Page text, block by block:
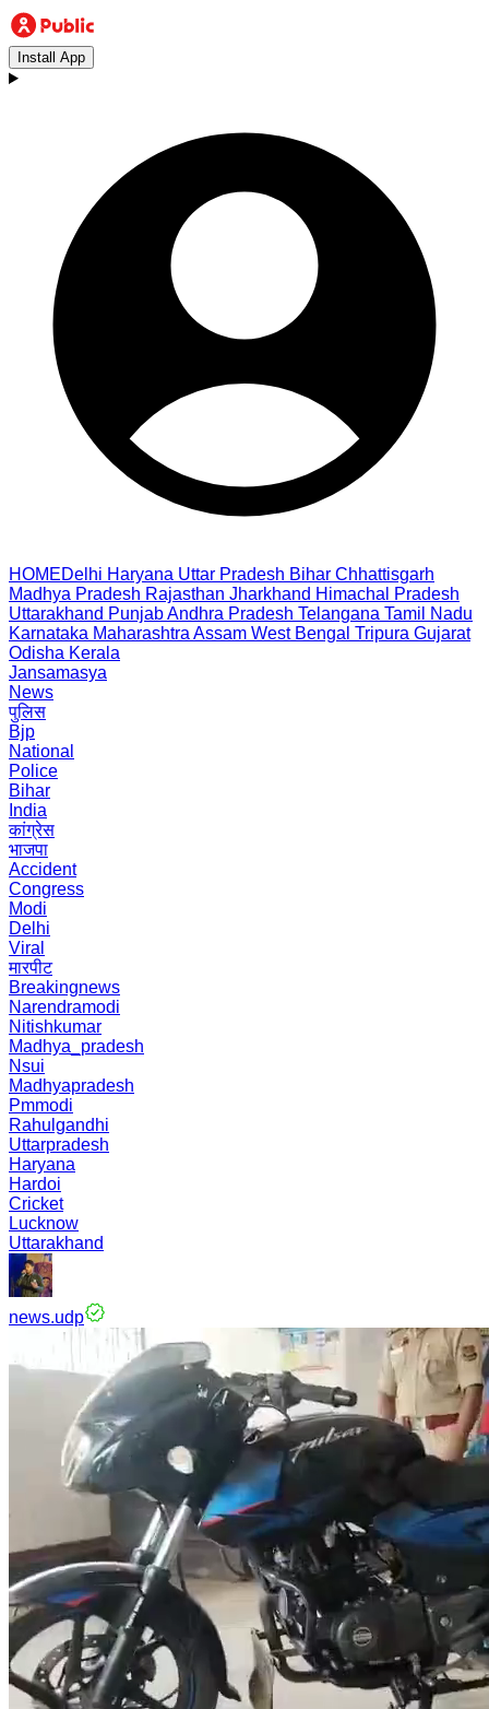
Install App
HOMEDelhi Haryana Uttar Pradesh Bihar Chhattisgarh
Madhya Pradesh Rajasthan Jharkhand Himachal Pradesh
Uttarakhand PunjabAndhra Pradesh Telangana Tamil Nadu
Karnataka Maharashtra Assam West Bengal Tripura Gujarat
Odisha Kerala
Jansamasya
News
पुलिस
Bjp
National
Police
Bihar
India
कांग्रेस
भाजपा
Accident
Congress
Modi
Delhi
Viral
मारपीट
Breakingnews
Narendramodi
Nitishkumar
Madhya_pradesh
Nsui
Madhyapradesh
Pmmodi
Rahulgandhi
Uttarpradesh
Haryana
Hardoi
Cricket
Lucknow
Uttarakhand
news.udp